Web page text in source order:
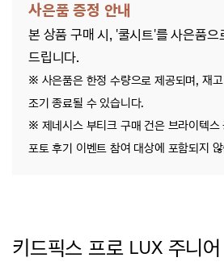
사은품 증정 안내
본 상품 구매 시, '쿨시트'를 사은품으
드립니다.
※ 사은품은 한정 수량으로 제공되며, 재고
조기 종료될 수 있습니다.
※ 제네시스 부티크 구매 건은 브라이텍스
포토 후기 이벤트 참여 대상에 포함되지
키드픽스 프로 LUX 주니